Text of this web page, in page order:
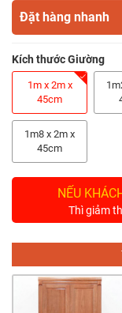
Tivi
Gỗ
Salon
Sofa
Tủ
Thờ
Đặt hàng nhanh
Kích thước Giường
1m x 2m x
45cm
1m8 x 2m x
45cm
NẾU
Thì giảm